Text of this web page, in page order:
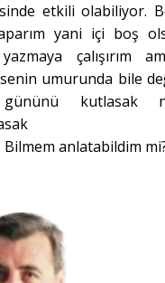
etkili olabiliyor.
yani içi boş
çalışırım
umurunda bile
kutlasak
Bilmem anlatabildim